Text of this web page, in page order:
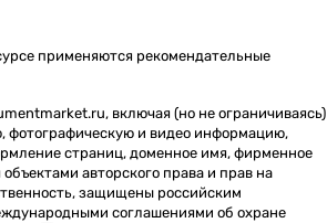
применяются рекомендательные
включая (но не ограничиваясь)
фотографическую и видео информацию,
страниц, доменное имя, фирменное
авторского права и прав на
защищены российским
соглашениями об охране